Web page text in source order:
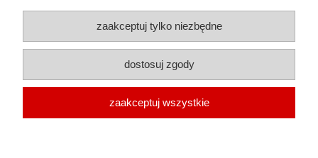
| Platforma zakupowa środków smarnych firmy ALVESTA |
Oleje przemysłowe | Smary dla przemysłu spożywczego | Olej do sprężarek
prowadnic | Smar Fuchs | Smar Shell | Oleje Eni AGIP | Smar JAX
zaakceptuj tylko niezbędne
dostosuj zgody
zaakceptuj wszystkie